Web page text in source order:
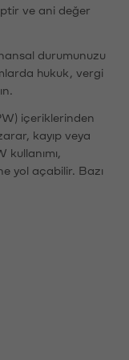
ve ani değer
durumunuzu
hukuk, vergi
içeriklerinden
kayıp veya
yol açabilir. Bazı